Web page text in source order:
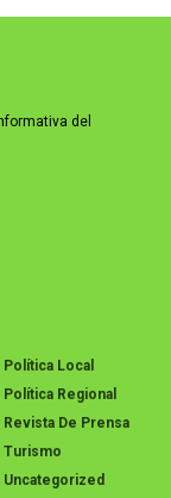
del
Política Local
Política Regional
Revista De Prensa
Turismo
Uncategorized